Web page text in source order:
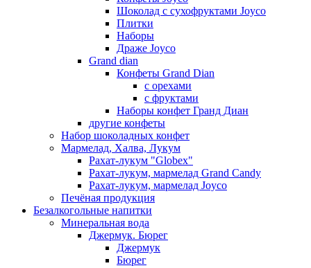
Шоколад с сухофруктами Joyco
Плитки
Наборы
Драже Joyco
Grand dian
Конфеты Grand Dian
с орехами
с фруктами
Наборы конфет Гранд Диан
другие конфеты
Набор шоколадных конфет
Мармелад, Халва, Лукум
Рахат-лукум "Globex"
Рахат-лукум, мармелад Grand Candy
Рахат-лукум, мармелад Joyco
Печёная продукция
Безалкогольные напитки
Минеральная вода
Джермук. Бюрег
Джермук
Бюрег